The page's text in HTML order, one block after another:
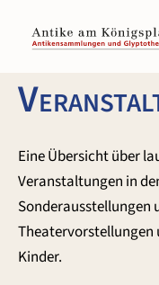
Inhalt
springen
Eine Übersicht über
Veranstaltungen in
Sonderausstellungen
Theatervorstellungen
Kinder.